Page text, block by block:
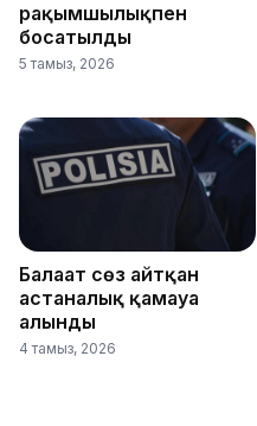
рақымшылықпен
босатылды
5 тамыз, 2026
Балағат сөз айтқан
астаналық қамауға
алынды
4 тамыз, 2026